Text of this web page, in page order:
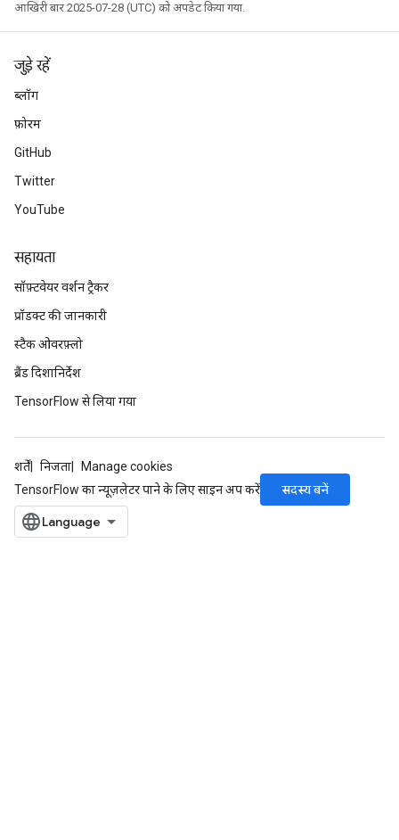
आखिरी बार 2025-07-28 (UTC) को अपडेट किया गया.
जुड़े रहें
ब्लॉग
फ़ोरम
GitHub
Twitter
YouTube
सहायता
सॉफ़्टवेयर वर्शन ट्रैकर
प्रॉडक्ट की जानकारी
स्टैक ओवरफ़्लो
ब्रैंड दिशानिर्देश
TensorFlow से लिया गया
शर्तें निजता
Manage cookies
TensorFlow का न्यूज़लेटर पाने के लिए साइन अप करें
सदस्य बनें